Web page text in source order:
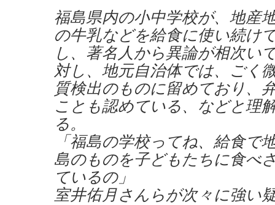
福島県内の小中学校が、地産
の牛乳などを給食に使い続け
し、著名人から異論が相次い
対し、地元自治体では、ごく
質検出のものに留めており、
ことも認めている、などと理
る。
「福島の学校ってね、給食で
島のものを子どもたちに食べ
ているの」
室井佑月さんらが次々に強い